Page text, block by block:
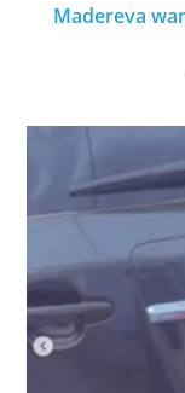
Madereva